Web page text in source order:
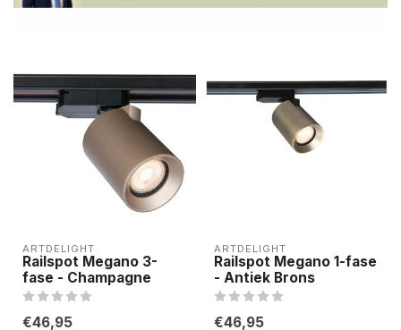
ARTDELIGHT
Railspot Megano 3-
fase - Champagne
€46,95
ARTDELIGHT
Railspot Megano 1-fase
- Antiek Brons
€46,95